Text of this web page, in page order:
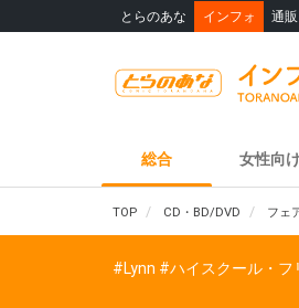
とらのあな インフォ 通販
総合 女性向
TOP CD・BD/DVD フェ
#Lynn #ハイスクール・フ